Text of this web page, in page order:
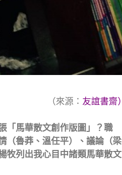
（來源： 友誼書齋）
「馬華散文創作版圖」？職
（魯莽、溫任平）、議論（梁
牧列出我心目中諸類馬華散文